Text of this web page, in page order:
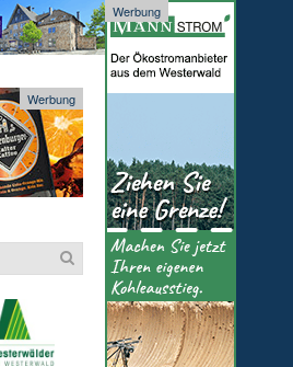
Werbung
Werbung